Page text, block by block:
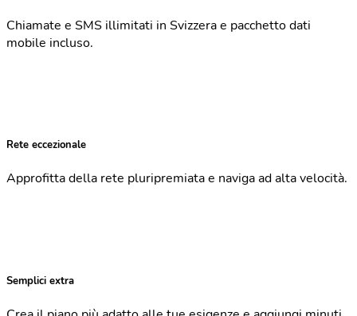
Chiamate e SMS illimitati in Svizzera e pacchetto dati
mobile incluso.
Rete eccezionale
Approfitta della rete pluripremiata e naviga ad alta velocità.
Semplici extra